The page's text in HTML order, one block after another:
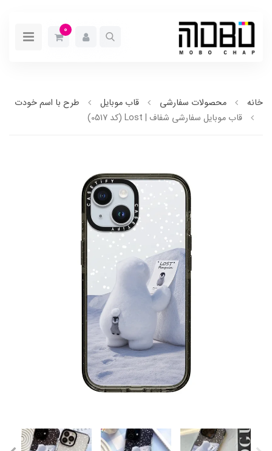
0
خانه محصولات سفارشی قاب موبایل
طرح با اسم خودت
قاب موبایل سفارشی شفاف | Lost (کد 0517)